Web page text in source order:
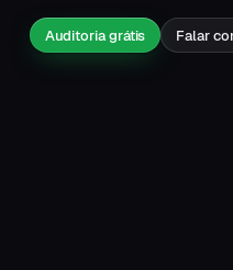
Auditoria grátis Falar